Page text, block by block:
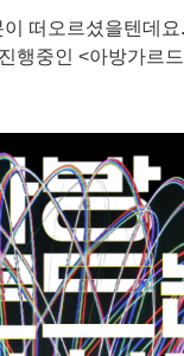
떠오르셨을텐데
행중인 <아방가르